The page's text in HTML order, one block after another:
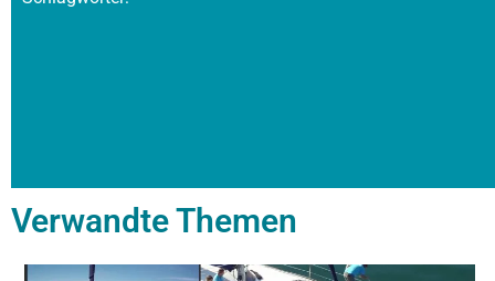
Verwandte Themen